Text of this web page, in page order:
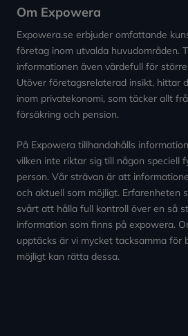
Om Expowera
Expowera.se erbjuder omfattande
företag inom utvalda huvudområden.
informationen även värdefull för
Utöver företagsrelaterad insikt, hittar
inom privatekonomi, som täcker allt
försäkring och pension.
På Expowera tillhandahålls
vilken inte riktar sig till någon speciell
person. Vår strävan är att
och aktuell som möjligt. Erfarenheten
svårt att hålla full kontroll över en så
information som finns på expowera.
upptäcks är vi mycket tacksamma för
möjligt kan rätta dessa.